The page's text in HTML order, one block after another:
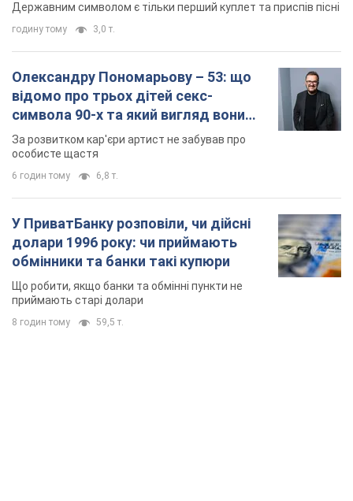
Державним символом є тільки перший куплет та приспів пісні
годину тому 3,0 т.
Олександру Пономарьову – 53: що
відомо про трьох дітей секс-
символа 90-х та який вигляд вони
мають
За розвитком кар'єри артист не забував про
особисте щастя
6 годин тому 6,8 т.
У ПриватБанку розповіли, чи дійсні
долари 1996 року: чи приймають
обмінники та банки такі купюри
Що робити, якщо банки та обмінні пункти не
приймають старі долари
8 годин тому 59,5 т.